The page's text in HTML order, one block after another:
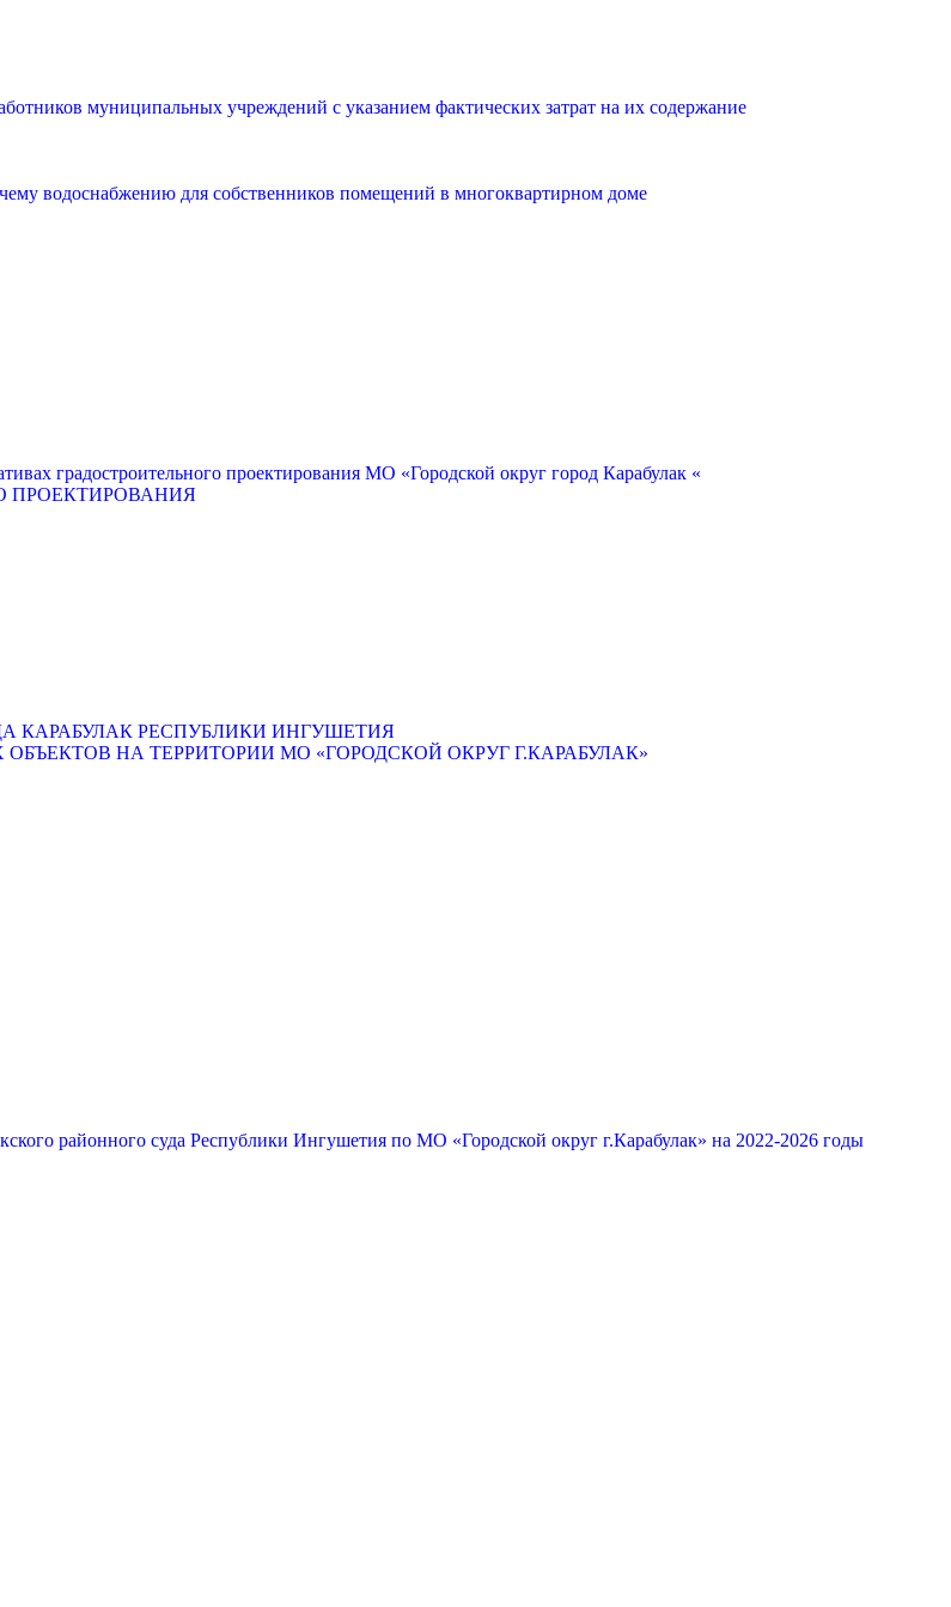
муниципальных учреждений с указанием фактических затрат на их содержание
водоснабжению для собственников помещений в многоквартирном доме
градостроительного проектирования МО «Городской округ город Карабулак «
ПРОЕКТИРОВАНИЯ
КАРАБУЛАК РЕСПУБЛИКИ ИНГУШЕТИЯ
НА ТЕРРИТОРИИ МО «ГОРОДСКОЙ ОКРУГ Г.КАРАБУЛАК»
районного суда Республики Ингушетия по МО «Городской округ г.Карабулак» на 2022-2026 годы